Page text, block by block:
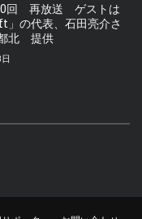
回 再放送 ゲストは
の代表、石田亮介さ
北 提供